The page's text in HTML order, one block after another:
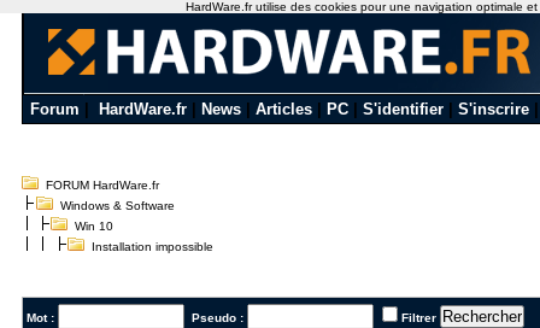
Forum HardWare.fr News Articles PC S'identifier S'inscrire
FORUM HardWare.fr
Windows & Software
Win 10
Installation impossible
Mot : Pseudo : Filtrer
HardWare.fr utilise des cookies pour une navigation optimale